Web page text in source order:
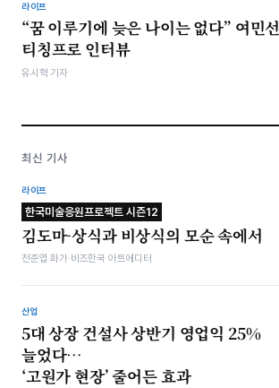
라이프
“꿈 이루기에 늦은 나이는 없다” 여민선
티칭프로 인터뷰
유시혁 기자
최신 기사
라이프
한국미술응원프로젝트 시즌12
김도마-상식과 비상식의 모순 속에서
전준엽 화가·비즈한국 아트에디터
산업
5대 상장 건설사 상반기 영업익 25%
늘었다…
‘고원가 현장’ 줄어든 효과